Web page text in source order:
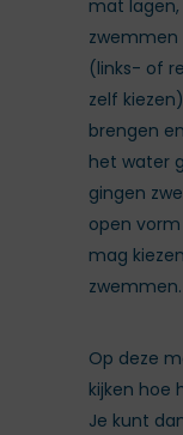
mat
zwemmen
(links- of
zelf
brengen
het water
gingen
open
mag
zwemmen.
Op deze
kijken hoe
Je kunt